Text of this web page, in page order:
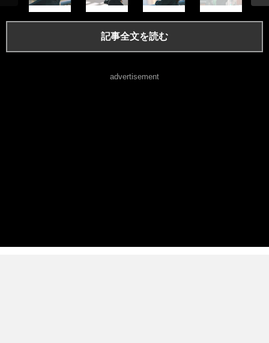
記事全文を読む
advertisement